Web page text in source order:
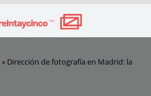
» Dirección de fotografía en Madrid: la